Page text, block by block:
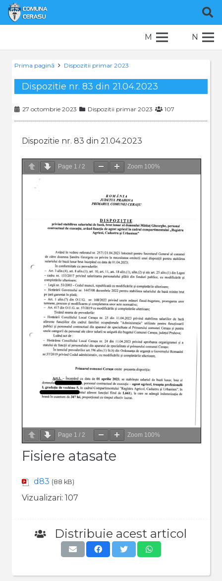
M N
Prima pagină Dispozitii primar 2023
Dispozitie nr. 83 din 21.04.2023
27 octombrie 2023 Dispozitii primar 2023 107
Dispozitie nr. 83 din 21.04.2023
Page 1 / 2 Zoom 100%
Page 1 / 2 Zoom 100%
Fisiere atasate
d83 (88 kB)
Vizualizari: 107
Distribuie acest articol